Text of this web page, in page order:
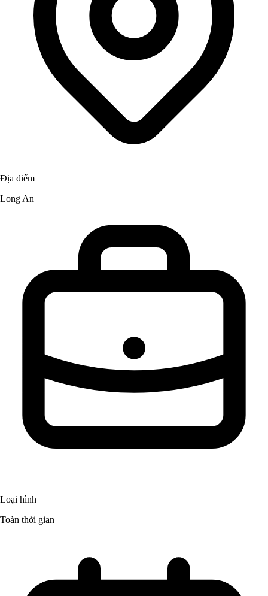
Địa điểm
Long An
Loại hình
Toàn thời gian